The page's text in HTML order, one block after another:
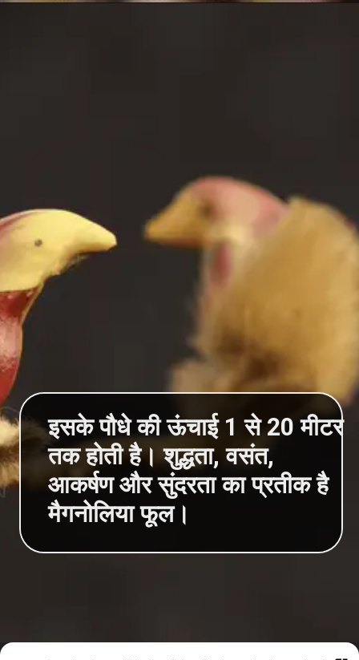
इसके पौधे की ऊंचाई 1 से 20 मीटर
तक होती है। शुद्धता, वसंत,
आकर्षण और सुंदरता का प्रतीक है
मैगनोलिया फूल।